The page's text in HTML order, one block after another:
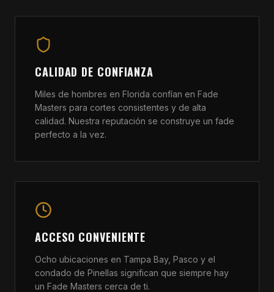
CALIDAD DE CONFIANZA
Miles de hombres en Florida confían en Fade
Masters para cortes consistentes y de alta
calidad. Nuestra reputación se construye un fade
perfecto a la vez.
ACCESO CONVENIENTE
Ocho ubicaciones en Tampa Bay, Pasco y el
condado de Pinellas significan que siempre hay
un Fade Masters cerca de ti.